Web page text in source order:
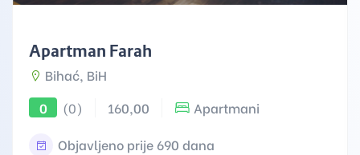
Apartman Farah
Bihać, BiH
0
(0) 160,00 Apartmani
Objavljeno prije 690 dana